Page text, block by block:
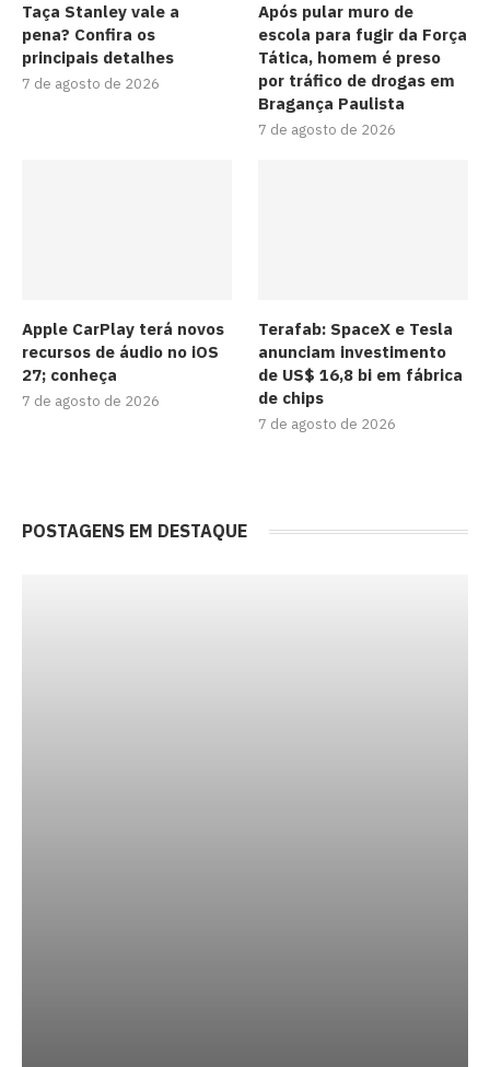
Taça Stanley vale a
pena? Confira os
principais detalhes
7 de agosto de 2026
Após pular muro de
escola para fugir da Força
Tática, homem é preso
por tráfico de drogas em
Bragança Paulista
7 de agosto de 2026
Apple CarPlay terá novos
recursos de áudio no iOS
27; conheça
7 de agosto de 2026
Terafab: SpaceX e Tesla
anunciam investimento
de US$ 16,8 bi em fábrica
de chips
7 de agosto de 2026
POSTAGENS EM DESTAQUE